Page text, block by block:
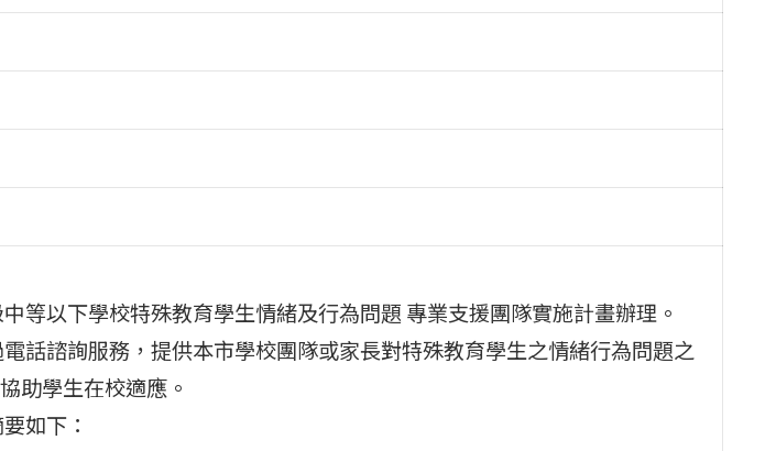
等以下學校特殊教育學生情緒及行為問題 專業支援團隊實施計畫辦理。
話諮詢服務，提供本市學校團隊或家長對特殊教育學生之情緒行為問題之
助學生在校適應。
如下：